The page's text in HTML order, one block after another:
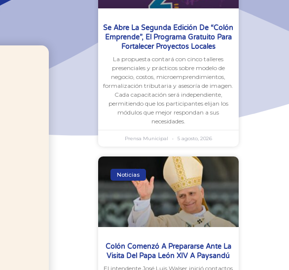
Se Abre La Segunda Edición De “Colón
Emprende”, El Programa Gratuito Para
Fortalecer Proyectos Locales
La propuesta contará con cinco talleres
presenciales y prácticos sobre modelo de
negocio, costos, microemprendimientos,
formalización tributaria y asesoría de imagen.
Cada capacitación será independiente,
permitiendo que los participantes elijan los
módulos que mejor respondan a sus
necesidades.
Prensa Municipal 5 agosto, 2026
Noticias
Colón Comenzó A Prepararse Ante La
Visita Del Papa León XIV A Paysandú
El intendente José Luis Walser inició contactos